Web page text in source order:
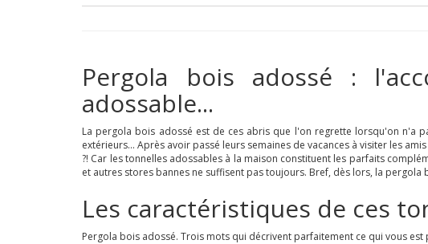
Pergola bois adossé :
adossable...
La pergola bois adossé est de ces abris que l'on regrette lorsqu'on n'a
extérieurs... Après avoir passé leurs semaines de vacances à visiter les
?! Car les tonnelles adossables à la maison constituent les parfaits
et autres stores bannes ne suffisent pas toujours. Bref, dès lors, la
Les caractéristiques de ces
Pergola bois adossé. Trois mots qui décrivent parfaitement ce qui vous